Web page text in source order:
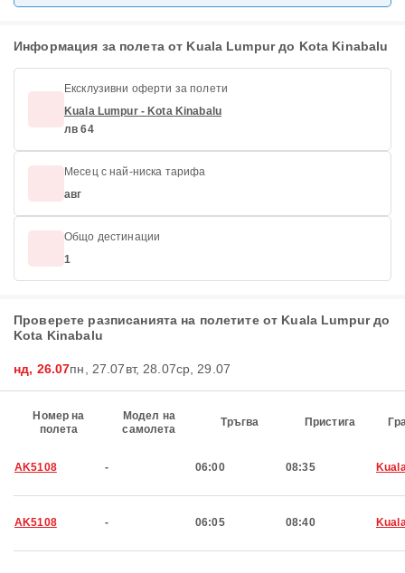
Информация за полета от Kuala Lumpur до Kota Kinabalu
Ексклузивни оферти за полети
Kuala Lumpur - Kota Kinabalu
лв 64
Месец с най-ниска тарифа
авг
Общо дестинации
1
Проверете разписанията на полетите от Kuala Lumpur до
Kota Kinabalu
нд, 26.07пн, 27.07вт, 28.07ср, 29.07
Номер на
полета
Модел на
самолета
Тръгва Пристига
AK5108 - 06:00 08:35
AK5108 - 06:05 08:40